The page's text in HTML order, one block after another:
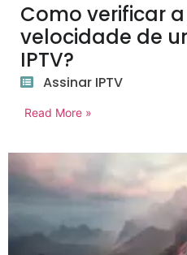
Como verificar
velocidade de
IPTV?
Assinar IPTV
Read More »